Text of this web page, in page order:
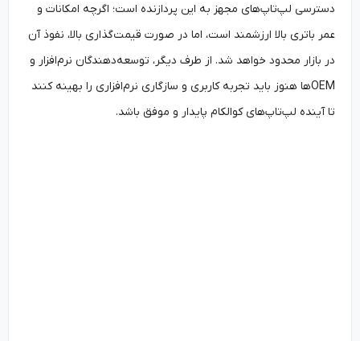
دسترسی لپ‌تاپ‌های مجهز به این پردازنده است؛ اگرچه امکانات و
عمر باتری بالا ارزشمند است، اما در صورت قیمت‌گذاری بالا، نفوذ آن
در بازار محدود خواهد شد. از طرف دیگر، توسعه‌دهندگان نرم‌افزار و
OEMها هنوز باید تجربه کاربری و سازگاری نرم‌افزاری را بهینه کنند
تا آینده لپ‌تاپ‌های کوالکام پایدار و موفق باشد.